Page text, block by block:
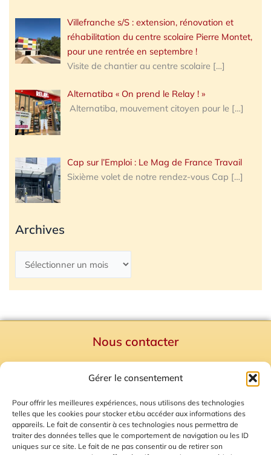
Gérer le consentement
Pour offrir les meilleures expériences, nous utilisons des technologies
telles que les cookies pour stocker et/ou accéder aux informations des
appareils. Le fait de consentir à ces technologies nous permettra de
traiter des données telles que le comportement de navigation ou les ID
uniques sur ce site. Le fait de ne pas consentir ou de retirer son
Villefranche s/S : extension, rénovation et
réhabilitation du centre scolaire Pierre Montet,
pour une rentrée en septembre !
Visite de chantier au centre scolaire […]
Alternatiba « On prend le Relay ! »
Alternatiba, mouvement citoyen pour le […]
Cap sur l’Emploi : Le Mag de France Travail
Sixième volet de notre rendez-vous Cap […]
Archives
Nous contacter
Mentions Légales
Plan du site
Gestion des Cookies